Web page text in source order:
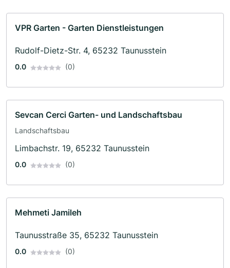
VPR Garten - Garten Dienstleistungen
Rudolf-Dietz-Str. 4, 65232 Taunusstein
0.0 (0)
Sevcan Cerci Garten- und Landschaftsbau
Landschaftsbau
Limbachstr. 19, 65232 Taunusstein
0.0 (0)
Mehmeti Jamileh
Taunusstraße 35, 65232 Taunusstein
0.0 (0)